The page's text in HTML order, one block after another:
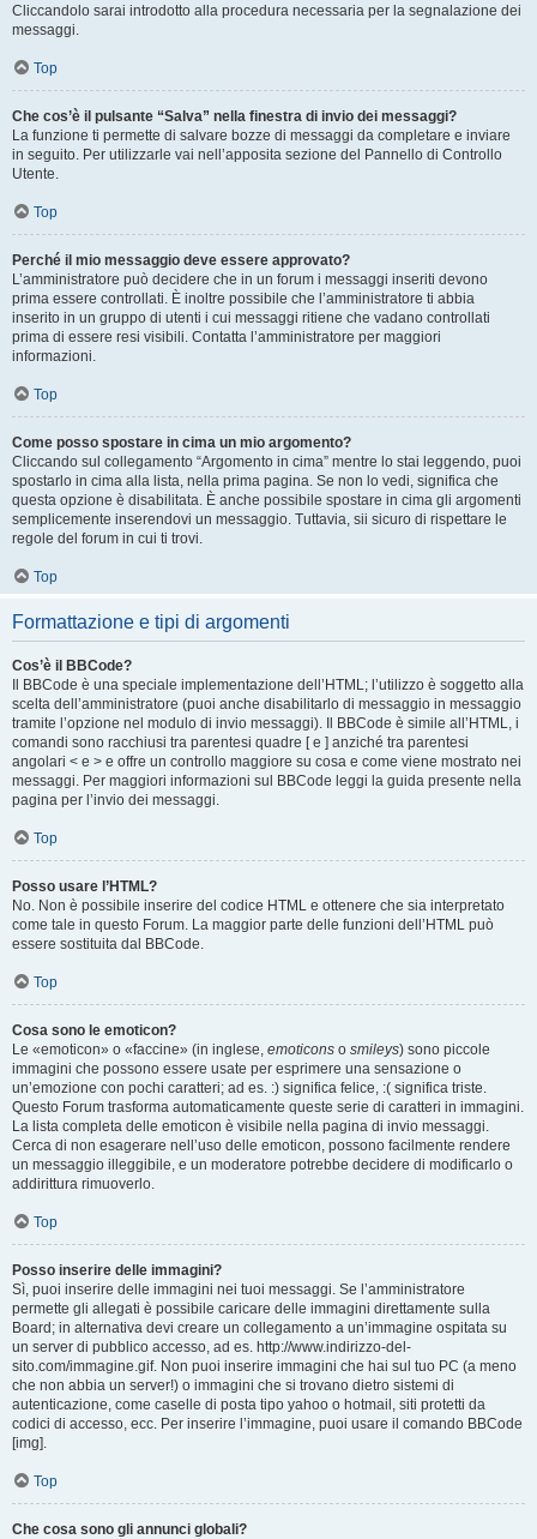
Cliccandolo sarai introdotto alla procedura necessaria per la segnalazione dei
messaggi.
Top
Che cos’è il pulsante “Salva” nella finestra di invio dei messaggi?
La funzione ti permette di salvare bozze di messaggi da completare e inviare
in seguito. Per utilizzarle vai nell’apposita sezione del Pannello di Controllo
Utente.
Top
Perché il mio messaggio deve essere approvato?
L’amministratore può decidere che in un forum i messaggi inseriti devono
prima essere controllati. È inoltre possibile che l’amministratore ti abbia
inserito in un gruppo di utenti i cui messaggi ritiene che vadano controllati
prima di essere resi visibili. Contatta l’amministratore per maggiori
informazioni.
Top
Come posso spostare in cima un mio argomento?
Cliccando sul collegamento “Argomento in cima” mentre lo stai leggendo, puoi
spostarlo in cima alla lista, nella prima pagina. Se non lo vedi, significa che
questa opzione è disabilitata. È anche possibile spostare in cima gli argomenti
semplicemente inserendovi un messaggio. Tuttavia, sii sicuro di rispettare le
regole del forum in cui ti trovi.
Top
Formattazione e tipi di argomenti
Cos’è il BBCode?
Il BBCode è una speciale implementazione dell’HTML; l’utilizzo è soggetto alla
scelta dell’amministratore (puoi anche disabilitarlo di messaggio in messaggio
tramite l’opzione nel modulo di invio messaggi). Il BBCode è simile all’HTML, i
comandi sono racchiusi tra parentesi quadre [ e ] anziché tra parentesi
angolari < e > e offre un controllo maggiore su cosa e come viene mostrato nei
messaggi. Per maggiori informazioni sul BBCode leggi la guida presente nella
pagina per l’invio dei messaggi.
Top
Posso usare l’HTML?
No. Non è possibile inserire del codice HTML e ottenere che sia interpretato
come tale in questo Forum. La maggior parte delle funzioni dell’HTML può
essere sostituita dal BBCode.
Top
Cosa sono le emoticon?
Le «emoticon» o «faccine» (in inglese, emoticons o smileys) sono piccole
immagini che possono essere usate per esprimere una sensazione o
un’emozione con pochi caratteri; ad es. :) significa felice, :( significa triste.
Questo Forum trasforma automaticamente queste serie di caratteri in immagini.
La lista completa delle emoticon è visibile nella pagina di invio messaggi.
Cerca di non esagerare nell’uso delle emoticon, possono facilmente rendere
un messaggio illeggibile, e un moderatore potrebbe decidere di modificarlo o
addirittura rimuoverlo.
Top
Posso inserire delle immagini?
Sì, puoi inserire delle immagini nei tuoi messaggi. Se l’amministratore
permette gli allegati è possibile caricare delle immagini direttamente sulla
Board; in alternativa devi creare un collegamento a un’immagine ospitata su
un server di pubblico accesso, ad es. http://www.indirizzo-del-
sito.com/immagine.gif. Non puoi inserire immagini che hai sul tuo PC (a meno
che non abbia un server!) o immagini che si trovano dietro sistemi di
autenticazione, come caselle di posta tipo yahoo o hotmail, siti protetti da
codici di accesso, ecc. Per inserire l’immagine, puoi usare il comando BBCode
[img].
Top
Che cosa sono gli annunci globali?